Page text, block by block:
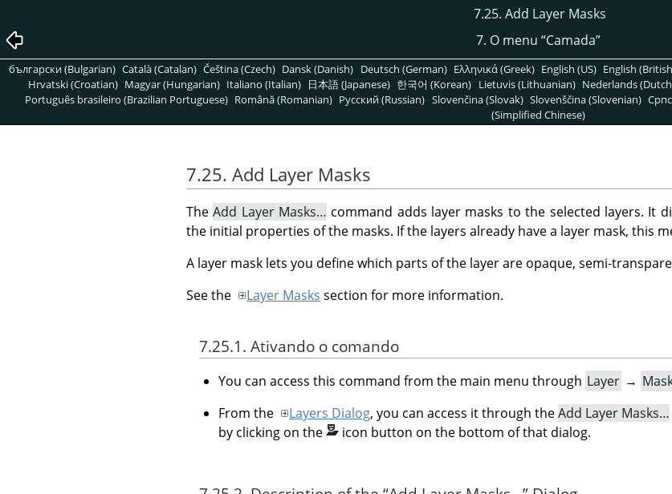
7.25. Add Layer Masks
7. O menu “Camada”
български (Bulgarian) Català (Catalan) Čeština (Czech) Dansk (Danish) Deutsch (German) Ελληνικά (Greek) English (US) English
Hrvatski (Croatian) Magyar (Hungarian) Italiano (Italian) 日本語 (Japanese) 한국어 (Korean) Lietuvis (Lithuanian) Nederlands
Português brasileiro (Brazilian Portuguese) Română (Romanian) Pусский (Russian) Slovenčina (Slovak) Slovenščina (Slovenian)
(Simplified Chinese)
7.25. Add Layer Masks
TheAdd Layer Masks… command adds layer masks to the selected layers. It
the initial properties of the masks. If the layers already have a layer mask, this
A layer mask lets you define which parts of the layer are opaque, semi-
See the
Layer Masks section for more information.
7.25.1. Ativando o comando
You can access this command from the main menu through Layer →
From the
Layers Dialog, you can access it through theAdd Layer Masks…
by clicking on the
icon button on the bottom of that dialog.